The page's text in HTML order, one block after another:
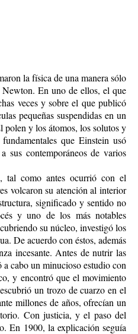
la física de una manera sólo
Newton. En uno de ellos, el que
veces y sobre el que publicó
pequeñas suspendidas en un
polen y los átomos, los solutos y
que Einstein usó
sus contemporáneos de varios
tal como antes ocurrió con el
volcaron su atención al interior
significado y sentido no
y uno de los más notables
su núcleo, investigó los
De acuerdo con éstos, además
incesante. Antes de nutrir las
a cabo un minucioso estudio con
y encontró que el movimiento
un trozo de cuarzo en el
millones de años, ofrecían un
Con justicia, y el paso del
En 1900, la explicación seguía